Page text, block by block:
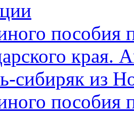
пособия
края.
сибиряк из
пособия